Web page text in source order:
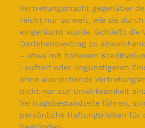
Vertretungsmacht gegenüber
reicht nur so weit, wie sie durch
eingeräumt wurde. Schließt die
Darlehensvertrag zu
– etwa mit höherem
Laufzeit oder ungünstigeren
ohne ausreichende
nicht nur zur Unwirksamkeit
Vertragsbestandteile führen,
persönliche Haftungsrisiken für